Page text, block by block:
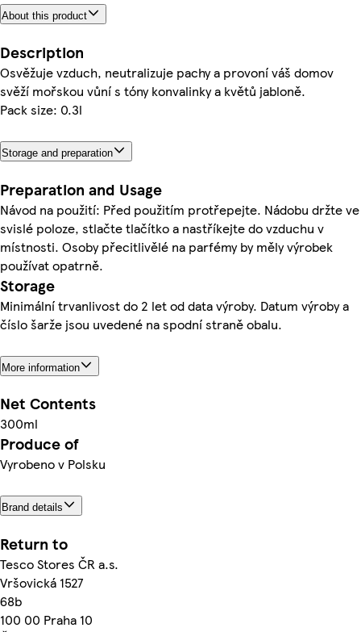
About this product
Description
Osvěžuje vzduch, neutralizuje pachy a provoní váš domov
svěží mořskou vůní s tóny konvalinky a květů jabloně.
Pack size: 0.3l
Storage and preparation
Preparation and Usage
Návod na použití: Před použitím protřepejte. Nádobu držte ve
svislé poloze, stlačte tlačítko a nastříkejte do vzduchu v
místnosti. Osoby přecitlivělé na parfémy by měly výrobek
používat opatrně.
Storage
Minimální trvanlivost do 2 let od data výroby. Datum výroby a
číslo šarže jsou uvedené na spodní straně obalu.
More information
Net Contents
300ml
Produce of
Vyrobeno v Polsku
Brand details
Return to
Tesco Stores ČR a.s.
Vršovická 1527
68b
100 00 Praha 10